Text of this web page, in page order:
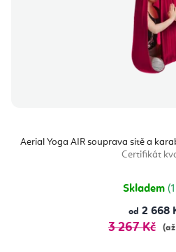
Aerial Yoga AIR souprava sítě a
Certifikát
Skladem
od 2 668
3 267 Kč